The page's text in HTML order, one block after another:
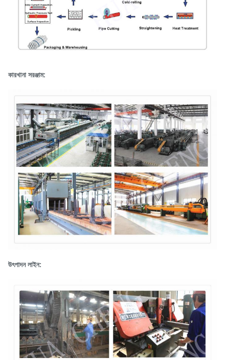
কারখানা সরঞ্জাম:
উৎপাদন লাইন: